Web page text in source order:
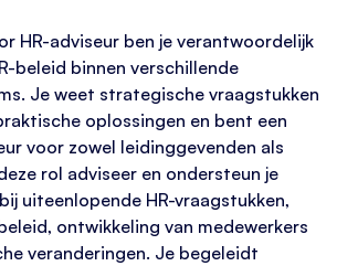
HR-adviseur ben je verantwoordelijk
beleid binnen verschillende
Je weet strategische vraagstukken
oplossingen en bent een
voor zowel leidinggevenden als
rol adviseer en ondersteun je
uiteenlopende HR-vraagstukken,
ontwikkeling van medewerkers
veranderingen. Je begeleidt